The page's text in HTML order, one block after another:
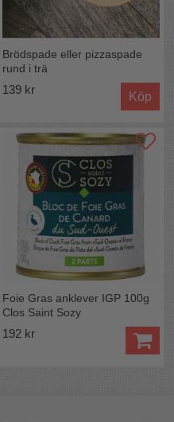
Brödspade eller pizzaspade
rund i trä
139 kr
Köp
Foie Gras anklever IGP 100g
Clos Saint Sozy
192 kr